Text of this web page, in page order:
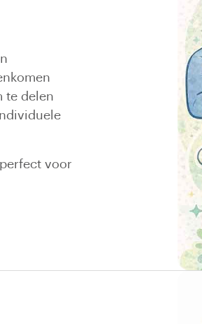
te delen
voor